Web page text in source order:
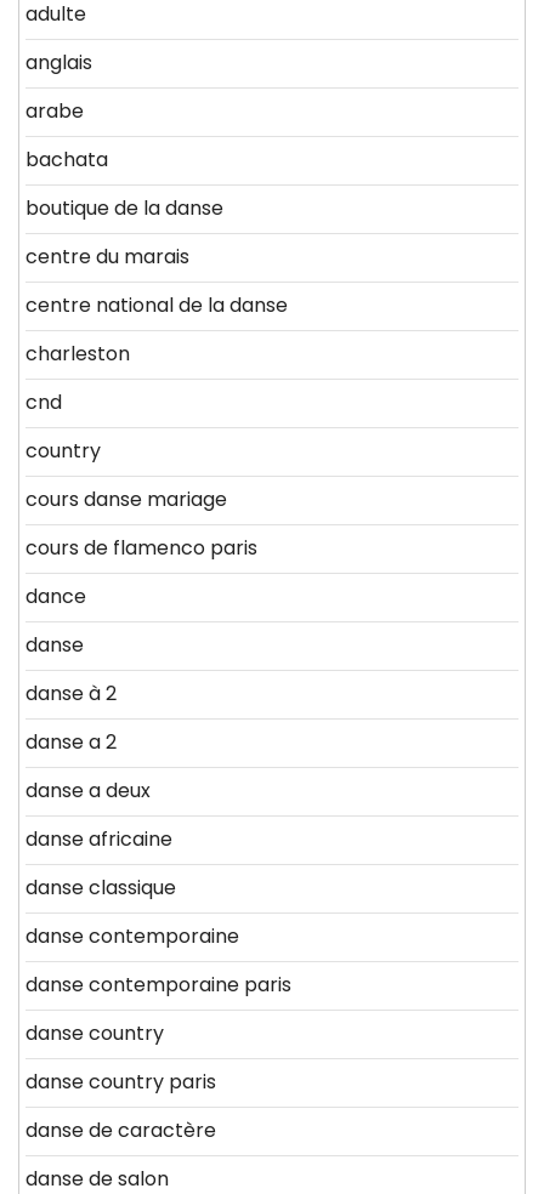
adulte
anglais
arabe
bachata
boutique de la danse
centre du marais
centre national de la danse
charleston
cnd
country
cours danse mariage
cours de flamenco paris
dance
danse
danse à 2
danse a 2
danse a deux
danse africaine
danse classique
danse contemporaine
danse contemporaine paris
danse country
danse country paris
danse de caractère
danse de salon